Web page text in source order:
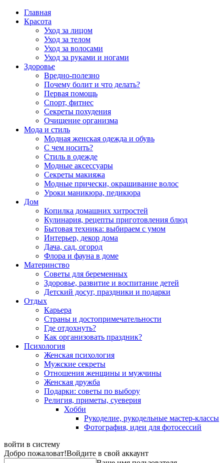
Главная
Красота
Уход за лицом
Уход за телом
Уход за волосами
Уход за руками и ногами
Здоровье
Вредно-полезно
Почему болит и что делать?
Первая помощь
Спорт, фитнес
Секреты похудения
Очищение организма
Мода и стиль
Модная женская одежда и обувь
С чем носить?
Стиль в одежде
Модные аксессуары
Секреты макияжа
Модные прически, окрашивание волос
Уроки маникюра, педикюра
Дом
Копилка домашних хитростей
Кулинария, рецепты приготовления блюд
Бытовая техника: выбираем с умом
Интерьер, декор дома
Дача, сад, огород
Флора и фауна в доме
Материнство
Советы для беременных
Здоровье, развитие и воспитание детей
Детский досуг, праздники и подарки
Отдых
Карьера
Страны и достопримечательности
Где отдохнуть?
Как организовать праздник?
Психология
Женская психология
Мужские секреты
Отношения женщины и мужчины
Женская дружба
Подарки: советы по выбору
Религия, приметы, суеверия
Хобби
Рукоделие, рукодельные мастер-классы
Фотография, идеи для фотосессий
войти в систему
Добро пожаловат!Войдите в свой аккаунт